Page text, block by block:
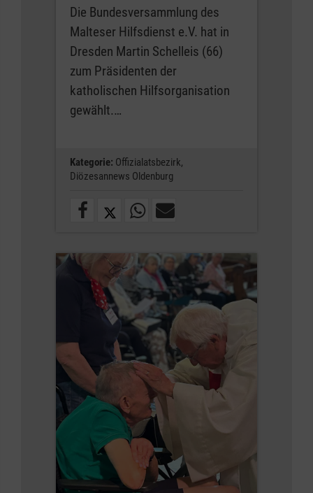
Die Bundesversammlung des
Malteser Hilfsdienst e.V. hat in
Dresden Martin Schelleis (66)
zum Präsidenten der
katholischen Hilfsorganisation
gewählt.…
Kategorie: Offizialatsbezirk,
Diözesannews Oldenburg